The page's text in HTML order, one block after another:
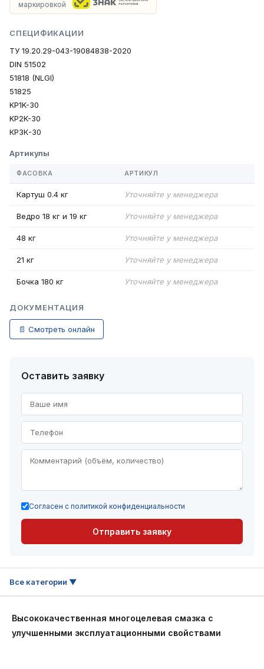
маркировкой
СПЕЦИФИКАЦИИ
ТУ 19.20.29-043-19084838-2020
DIN 51502
51818 (NLGI)
51825
KP1K-30
KP2K-30
КР3К-30
Артикулы
ФАСОВКА АРТИКУЛ
Картуш 0.4 кг Уточняйте у менеджера
Ведро 18 кг и 19 кг Уточняйте у менеджера
48 кг Уточняйте у менеджера
21 кг Уточняйте у менеджера
Бочка 180 кг Уточняйте у менеджера
ДОКУМЕНТАЦИЯ
📄 Смотреть онлайн
Оставить заявку
Согласен с политикой конфиденциальности
Отправить заявку
Высококачественная многоцелевая смазка с
улучшенными эксплуатационными свойствами